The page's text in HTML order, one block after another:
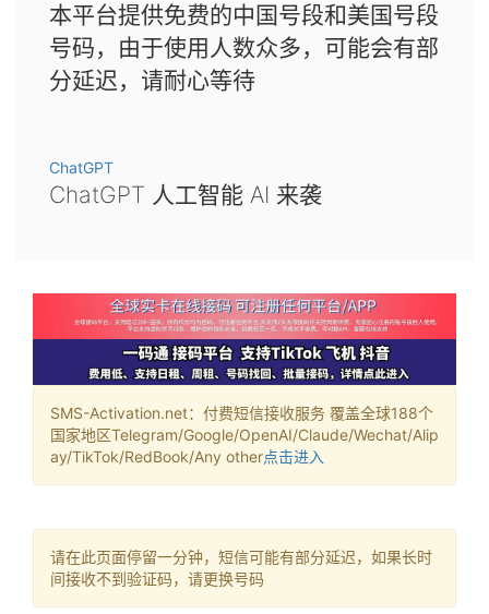
本平台提供免费的中国号段和美国号段
号码，由于使用人数众多，可能会有部
分延迟，请耐心等待
ChatGPT
ChatGPT 人工智能 AI 来袭
SMS-Activation.net：付费短信接收服务 覆盖全球188个
国家地区Telegram/Google/OpenAI/Claude/Wechat/Alip
ay/TikTok/RedBook/Any other点击进入
请在此页面停留一分钟，短信可能有部分延迟，如果长时
间接收不到验证码，请更换号码